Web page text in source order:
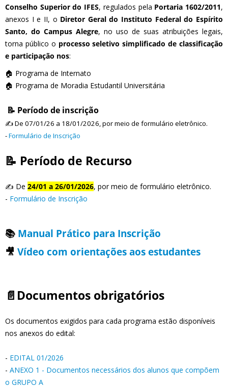
Conselho Superior do IFES, regulados pela Portaria 1602/2011,
anexos I e II, o Diretor Geral do Instituto Federal do Espírito
Santo, do Campus Alegre, no uso de suas atribuições legais,
torna público o processo seletivo simplificado de classificação
e participação nos:
🏠 Programa de Internato
🏠 Programa de Moradia Estudantil Universitária
📝 Período de inscrição
✍️ De 07/01/26 a 18/01/2026, por meio de formulário eletrônico.
-Formulário de Inscrição
📝 Período de Recurso
✍️ De 24/01 a 26/01/2026, por meio de formulário eletrônico.
- Formulário de Inscrição
📚 Manual Prático para Inscrição
🎥 Vídeo com orientações aos estudantes
📄Documentos obrigatórios
Os documentos exigidos para cada programa estão disponíveis
nos anexos do edital:
- EDITAL 01/2026
- ANEXO 1 - Documentos necessários dos alunos que compõem
o GRUPO A